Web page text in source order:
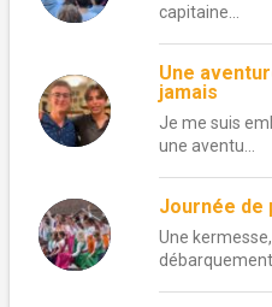
capitaine...
Une
jamais
Je me suis
une aventu...
Journée de
Une